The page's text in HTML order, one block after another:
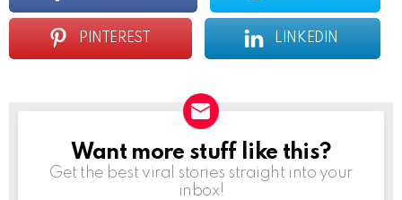
PINTEREST LINKEDIN
NEWSLETTER
Want more stuff like this?
Get the best viral stories straight into your
inbox!